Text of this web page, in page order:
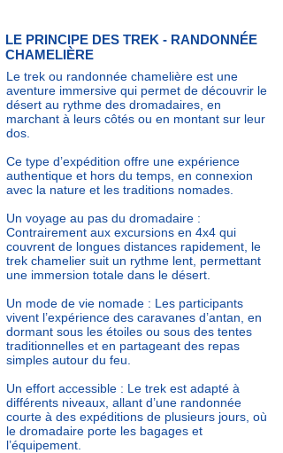
LE PRINCIPE DES TREK - RANDONNÉE
CHAMELIÈRE
Le trek ou randonnée chamelière est une
aventure immersive qui permet de découvrir le
désert au rythme des dromadaires, en
marchant à leurs côtés ou en montant sur leur
dos.
Ce type d’expédition offre une expérience
authentique et hors du temps, en connexion
avec la nature et les traditions nomades.
Un voyage au pas du dromadaire :
Contrairement aux excursions en 4x4 qui
couvrent de longues distances rapidement, le
trek chamelier suit un rythme lent, permettant
une immersion totale dans le désert.
Un mode de vie nomade : Les participants
vivent l’expérience des caravanes d’antan, en
dormant sous les étoiles ou sous des tentes
traditionnelles et en partageant des repas
simples autour du feu.
Un effort accessible : Le trek est adapté à
différents niveaux, allant d’une randonnée
courte à des expéditions de plusieurs jours, où
le dromadaire porte les bagages et
l’équipement.